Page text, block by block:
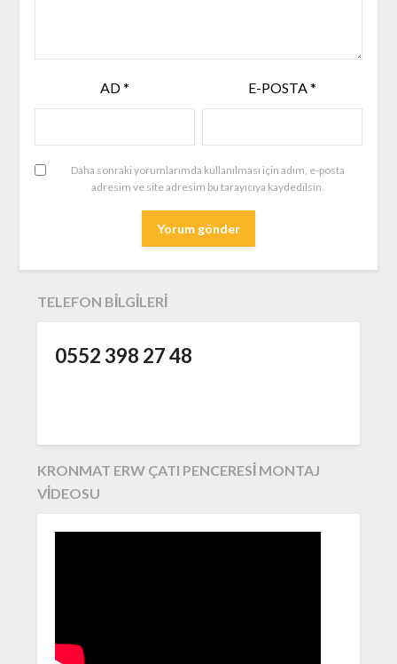
AD* E-POSTA*
Daha sonraki yorumlarımda kullanılması için adım, e-posta
adresim ve site adresim bu tarayıcıya kaydedilsin.
TELEFON BILGILERI
0552 398 27 48
KRONMAT ERW ÇATI PENCERESI MONTAJ
VIDEOSU